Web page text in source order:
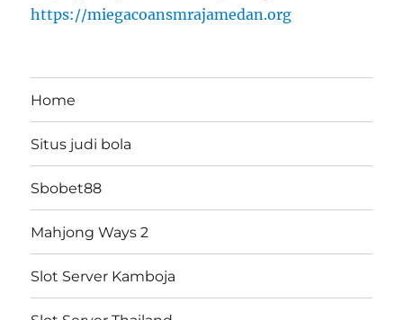
https://miegacoansmrajamedan.org
Home
Situs judi bola
Sbobet88
Mahjong Ways 2
Slot Server Kamboja